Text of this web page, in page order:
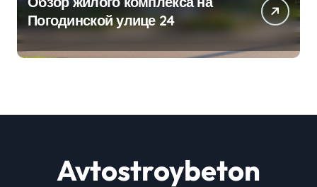
Погодинской улице 24
Avtostroybeton